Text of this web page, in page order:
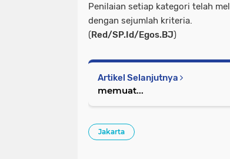
Penilaian setiap kategori telah
dengan sejumlah kriteria.
(Red/SP.Id/Egos.BJ)
Artikel Selanjutnya
memuat...
Jakarta